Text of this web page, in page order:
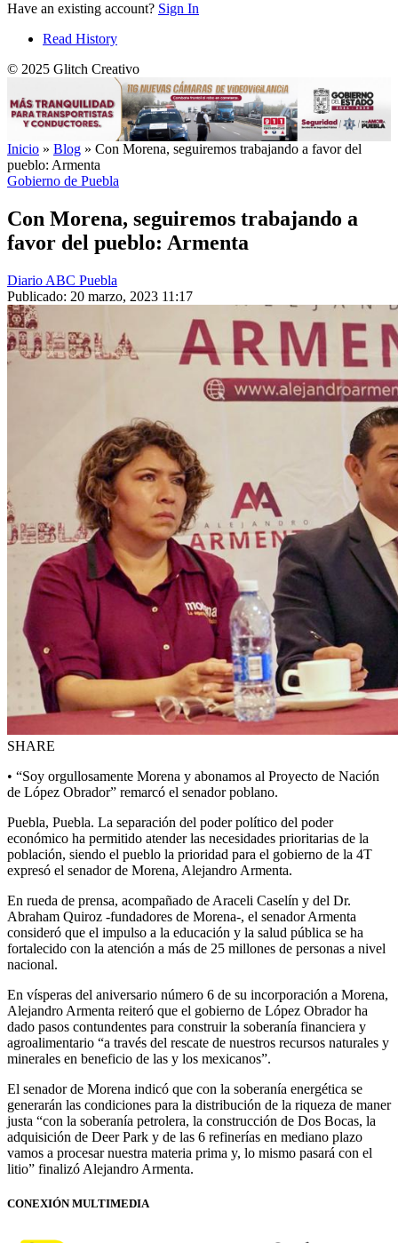
Have an existing account? Sign In
Read History
© 2025 Glitch Creativo
Inicio » Blog » Con Morena, seguiremos trabajando a favor del
pueblo: Armenta
Gobierno de Puebla
Con Morena, seguiremos trabajando a
favor del pueblo: Armenta
Diario ABC Puebla
Publicado: 20 marzo, 2023 11:17
SHARE
• “Soy orgullosamente Morena y abonamos al Proyecto de Nación
de López Obrador” remarcó el senador poblano.
Puebla, Puebla. La separación del poder político del poder
económico ha permitido atender las necesidades prioritarias de la
población, siendo el pueblo la prioridad para el gobierno de la 4T
expresó el senador de Morena, Alejandro Armenta.
En rueda de prensa, acompañado de Araceli Caselín y del Dr.
Abraham Quiroz -fundadores de Morena-, el senador Armenta
consideró que el impulso a la educación y la salud pública se ha
fortalecido con la atención a más de 25 millones de personas a nivel
nacional.
En vísperas del aniversario número 6 de su incorporación a Morena,
Alejandro Armenta reiteró que el gobierno de López Obrador ha
dado pasos contundentes para construir la soberanía financiera y
agroalimentario “a través del rescate de nuestros recursos naturales y
minerales en beneficio de las y los mexicanos”.
El senador de Morena indicó que con la soberanía energética se
generarán las condiciones para la distribución de la riqueza de maner
justa “con la soberanía petrolera, la construcción de Dos Bocas, la
adquisición de Deer Park y de las 6 refinerías en mediano plazo
vamos a procesar nuestra materia prima y, lo mismo pasará con el
litio” finalizó Alejandro Armenta.
CONEXIÓN MULTIMEDIA